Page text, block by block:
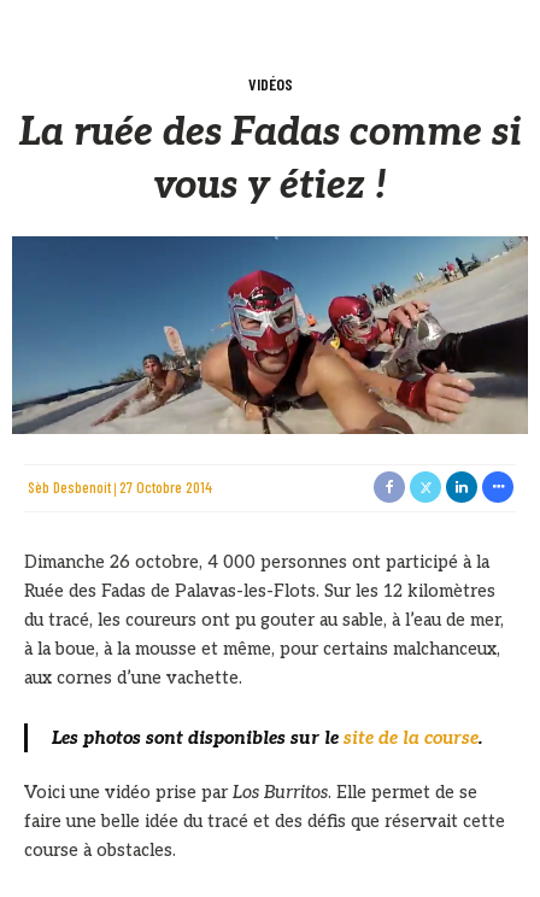
VIDÉOS
La ruée des Fadas comme si
vous y étiez !
Sèb Desbenoit 27 Octobre 2014
Dimanche 26 octobre, 4 000 personnes ont participé à la
Ruée des Fadas de Palavas-les-Flots. Sur les 12 kilomètres
du tracé, les coureurs ont pu gouter au sable, à l’eau de mer,
à la boue, à la mousse et même, pour certains malchanceux,
aux cornes d’une vachette.
Les photos sont disponibles sur le site de la course.
Voici une vidéo prise parLos Burritos. Elle permet de se
faire une belle idée du tracé et des défis que réservait cette
course à obstacles.